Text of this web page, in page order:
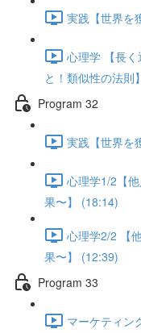
実践【世界を
心理学 【長
と！類似性の法則
Program 32
実践【世界を
心理学1/2【
果〜】 (18:14)
心理学2/2 【
果〜】 (12:39)
Program 33
マーケティ